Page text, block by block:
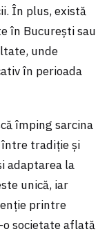
În plus, există
în București sau
unde
în perioada
împing sarcina
între tradiție și
adaptarea la
unică, iar
printre
societate aflată